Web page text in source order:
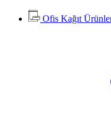
Ofis Kağıt